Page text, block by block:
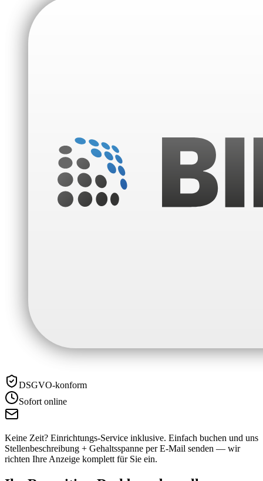
DSGVO-konform
Sofort online
Keine Zeit? Einrichtungs-Service inklusive. Einfach buchen und uns
Stellenbeschreibung + Gehaltsspanne per E-Mail senden — wir
richten Ihre Anzeige komplett für Sie ein.